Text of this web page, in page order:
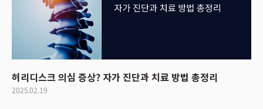
허리디스크 의심 증상? 자가 진단과 치료 방법 총정리
2025.02.19